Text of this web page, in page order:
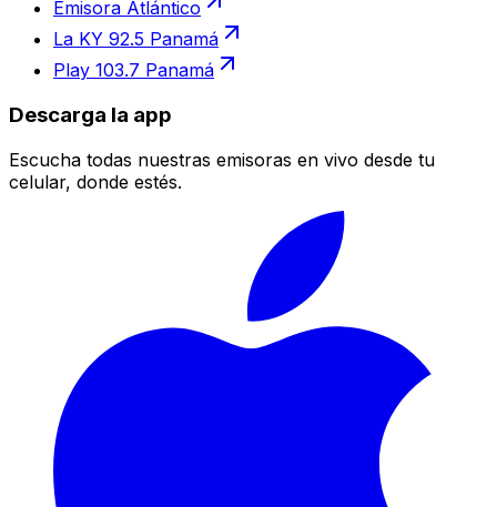
Emisora Atlántico
La KY 92.5 Panamá
Play 103.7 Panamá
Descarga la app
Escucha todas nuestras emisoras en vivo desde tu
celular, donde estés.